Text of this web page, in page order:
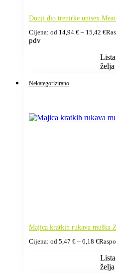
Donji dio trenirke unisex
Cijena: od 14,94 € – 15,42 €
pdv
Lista
želja
Nekategorizirano
Majica kratkih rukava muška
Cijena: od 5,47 € – 6,18 €
Lista
želja